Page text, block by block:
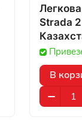
Strada 2
В